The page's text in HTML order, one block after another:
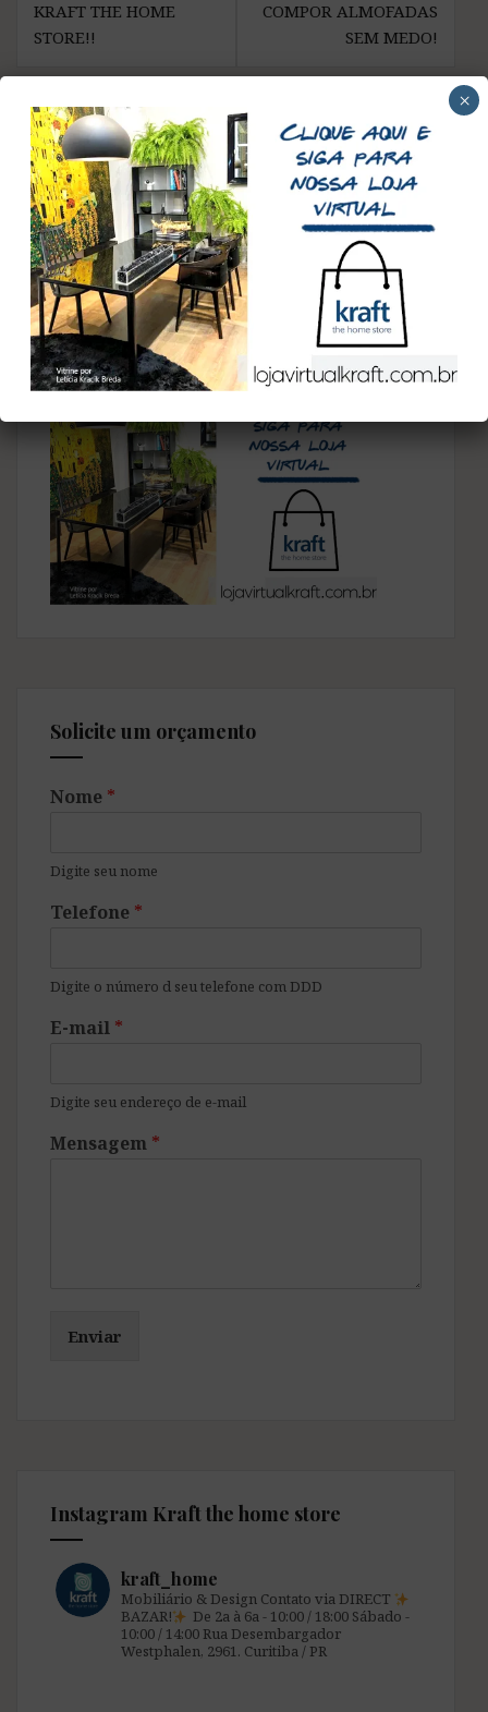
Post
KRAFT THE HOME
STORE!!
COMPOR ALMOFADAS
SEM MEDO!
Deixe uma resposta
Você precisa fazer ologinpara publicar um
comentário.
Esse site utiliza o Akismet para reduzir spam.
como seus dados de comentários são processados
Solicite um orçamento
Nome *
Digite seu nome
Telefone *
Digite o número d seu telefone com DDD
E-mail *
Digite seu endereço de e-mail
Mensagem *
Enviar
Instagram Kraft the home store
kraft_home
Mobiliário & Design Contato via DIRECT
BAZAR!
De 2a à 6a - 10:00 / 18:00 Sábado -
10:00 / 14:00 Rua Desembargador
Westphalen, 2961. Curitiba / PR
×